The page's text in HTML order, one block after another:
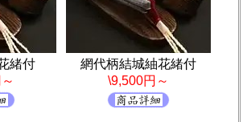
緒付
網代柄結城紬花緒付
\9,500円～